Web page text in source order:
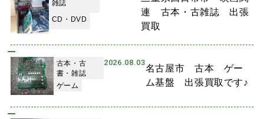
雑誌
CD・DVD
連 古本・古雑誌 出張
買取
古本・古
書・雑誌
ゲーム
2026.08.03
名古屋市 古本 ゲー
ム基盤 出張買取です♪